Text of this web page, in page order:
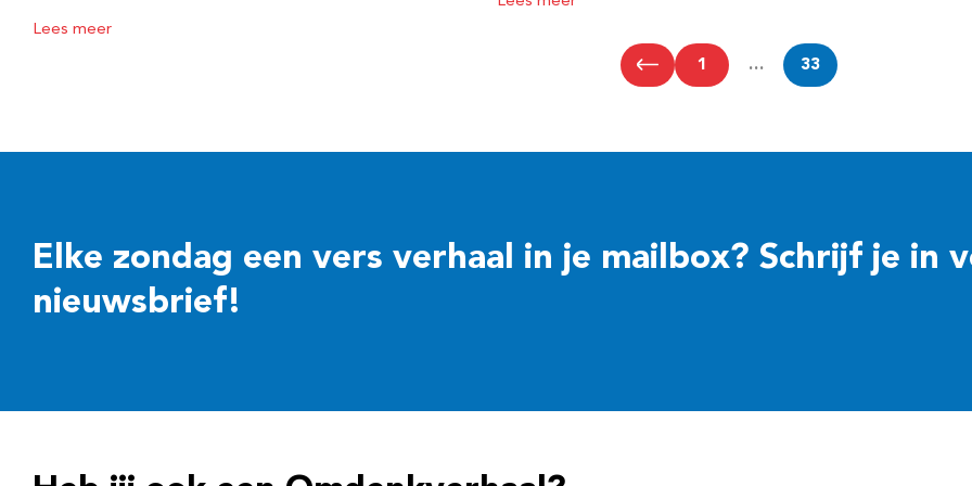
Lees meer
1 … 33
Elke zondag een vers verhaal in je mailbox? Schrijf je in
nieuwsbrief!